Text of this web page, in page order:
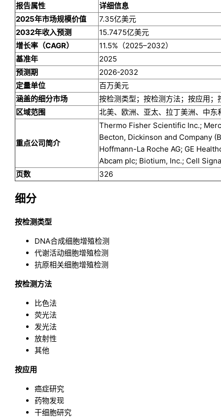
报告属性
详细信息
2025年市场规模价值
7.35亿美元
2032年收入预测
15.7475亿美元
增长率（CAGR）
11.5%（2025–2032）
基准年
2025
预测期
2026-2032
定量单位
百万美元
涵盖的细分市场
按检测类型；按检测方法；按应用；
区域范围
北美、欧洲、亚太、拉丁美洲、中东
重点公司简介
Thermo Fisher Scientific Inc.;
Becton, Dickinson and Company
Hoffmann-La Roche AG; GE
Abcam plc; Biotium, Inc.; Cell
页数
326
细分
按检测类型
DNA合成细胞增殖检测
代谢活动细胞增殖检测
抗原相关细胞增殖检测
按检测方法
比色法
荧光法
发光法
放射性
其他
按应用
癌症研究
药物发现
干细胞研究